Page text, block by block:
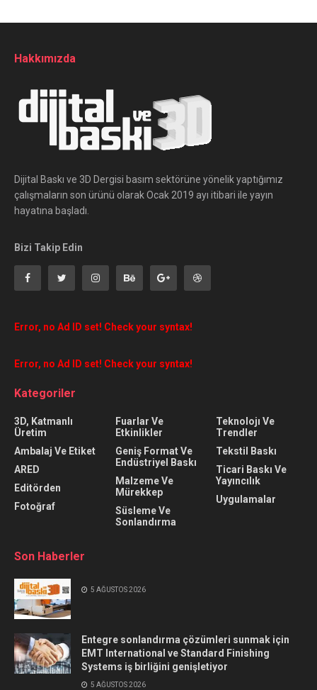
Hakkımızda
Dijital Baskı ve 3D Dergisi basım sektörüne yönelik yaptığımız
çalışmaların son ürünü olarak Ocak 2019 ayı itibari ile yayın
hayatına başladı.
Bizi Takip Edin
Error, no Ad ID set! Check your syntax!
Error, no Ad ID set! Check your syntax!
Kategoriler
3D, Katmanlı
Üretim
Ambalaj Ve Etiket
ARED
Editörden
Fotoğraf
Fuarlar Ve
Etkinlikler
Geniş Format Ve
Endüstriyel Baskı
Malzeme Ve
Mürekkep
Süsleme Ve
Sonlandırma
Teknolojı Ve
Trendler
Tekstil Baskı
Ticari Baskı Ve
Yayıncılık
Uygulamalar
Son Haberler
5 AĞUSTOS 2026
Entegre sonlandırma çözümleri sunmak için
EMT International ve Standard Finishing
Systems iş birliğini genişletiyor
5 AĞUSTOS 2026